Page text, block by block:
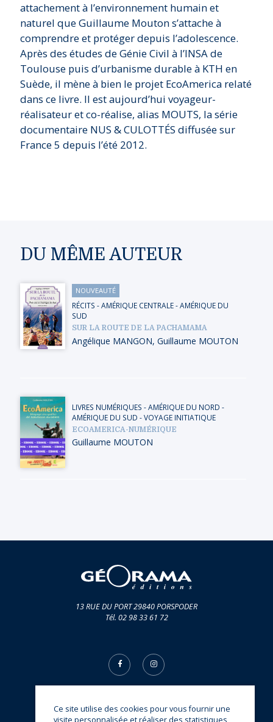
attachement à l’environnement humain et
naturel que Guillaume Mouton s’attache à
comprendre et protéger depuis l’adolescence.
Après des études de Génie Civil à l’INSA de
Toulouse puis d’urbanisme durable à KTH en
Suède, il mène à bien le projet EcoAmerica relaté
dans ce livre. Il est aujourd’hui voyageur-
réalisateur et co-réalise, alias MOUTS, la série
documentaire NUS & CULOTTÉS diffusée sur
France 5 depuis l’été 2012.
DU MÊME AUTEUR
NOUVEAUTÉ
RÉCITS -AMÉRIQUE CENTRALE-AMÉRIQUE DU
SUD
SUR LA ROUTE DE LA PACHAMAMA
Angélique MANGON,Guillaume MOUTON
LIVRES NUMÉRIQUES -AMÉRIQUE DU NORD -
AMÉRIQUE DU SUD -VOYAGE INITIATIQUE
ECOAMERICA-NUMÉRIQUE
Guillaume MOUTON
13 RUE DU PORT 29840 PORSPODER
Tél. 02 98 33 61 72
© Éditions Géorama 2026
Ce site utilise des cookies pour vous fournir une
visite personnalisée et réaliser des statistiques